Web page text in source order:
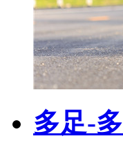
多足-